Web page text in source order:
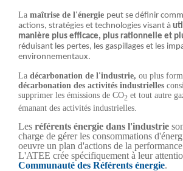
Lamaîtrise de l'énergie peut se définir
actions, stratégies et technologies visant à
manière plus efficace, plus rationnelle et
réduisant les pertes, les gaspillages et les
environnementaux.
Ladécarbonation de l'industrie, ou plus
décarbonation des activités industrielles
supprimer les émissions de CO2et tout autre
émanant des activités industrielles.
Les référents énergie dans l'industrie
charge de gérer les consommations
oeuvre un plan d'actions de la
L'ATEE crée spécifiquement à leur
Communauté des Référents énergie.